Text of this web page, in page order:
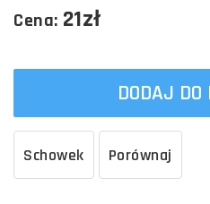
Cena: 21zł
DODAJ DO
Schowek Porównaj